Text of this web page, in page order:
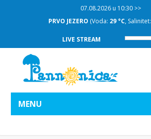
07.08.2026 u 10:30 >>
PRVO JEZERO (Voda: 29 °C, Salinitet:
LIVE STREAM
MENU